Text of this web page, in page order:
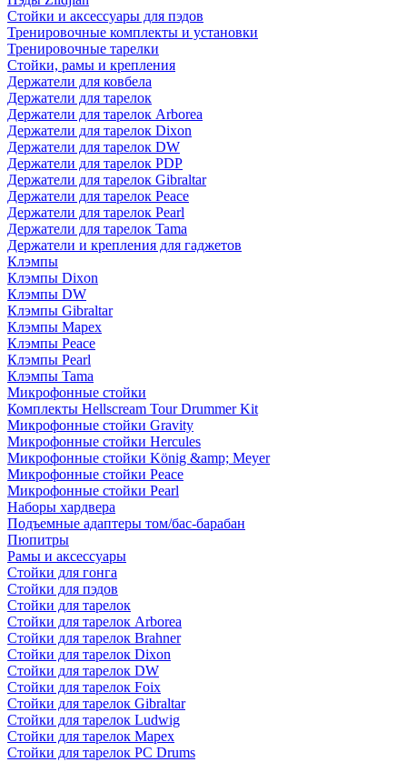
Стойки и аксессуары для пэдов
Тренировочные комплекты и установки
Тренировочные тарелки
Стойки, рамы и крепления
Держатели для ковбела
Держатели для тарелок
Держатели для тарелок Arborea
Держатели для тарелок Dixon
Держатели для тарелок DW
Держатели для тарелок PDP
Держатели для тарелок Gibraltar
Держатели для тарелок Peace
Держатели для тарелок Pearl
Держатели для тарелок Tama
Держатели и крепления для гаджетов
Клэмпы
Клэмпы Dixon
Клэмпы DW
Клэмпы Gibraltar
Клэмпы Mapex
Клэмпы Peace
Клэмпы Pearl
Клэмпы Tama
Микрофонные стойки
Комплекты Hellscream Tour Drummer Kit
Микрофонные стойки Gravity
Микрофонные стойки Hercules
Микрофонные стойки König &amp; Meyer
Микрофонные стойки Peace
Микрофонные стойки Pearl
Наборы хардвера
Подъемные адаптеры том/бас-барабан
Пюпитры
Рамы и аксессуары
Стойки для гонга
Стойки для пэдов
Стойки для тарелок
Стойки для тарелок Arborea
Стойки для тарелок Brahner
Стойки для тарелок Dixon
Стойки для тарелок DW
Стойки для тарелок Foix
Стойки для тарелок Gibraltar
Стойки для тарелок Ludwig
Стойки для тарелок Mapex
Стойки для тарелок PC Drums